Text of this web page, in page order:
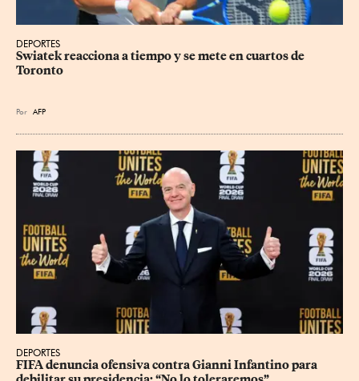
DEPORTES
Swiatek reacciona a tiempo y se mete en cuartos de
Toronto
Por AFP
DEPORTES
FIFA denuncia ofensiva contra Gianni Infantino para